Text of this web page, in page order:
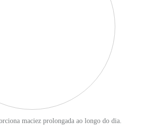
maciez prolongada ao longo do dia.